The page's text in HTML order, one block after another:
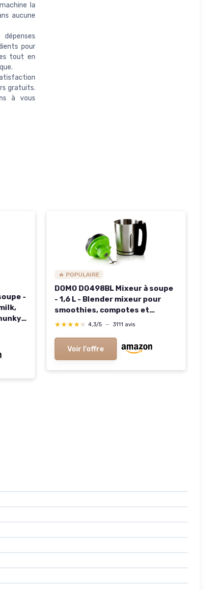
la
aucune
pour
tout en
gratuits.
à vous
-
L
🔥 POPULAIRE
DOMO DO498BL Mixeur à soupe
- 1,6 L - Blender mixeur pour
smoothies, compotes et
boissons végétales - 3
★★★★★
★★★★★ 4,3/5 — 3111 avis
Voir l'offre